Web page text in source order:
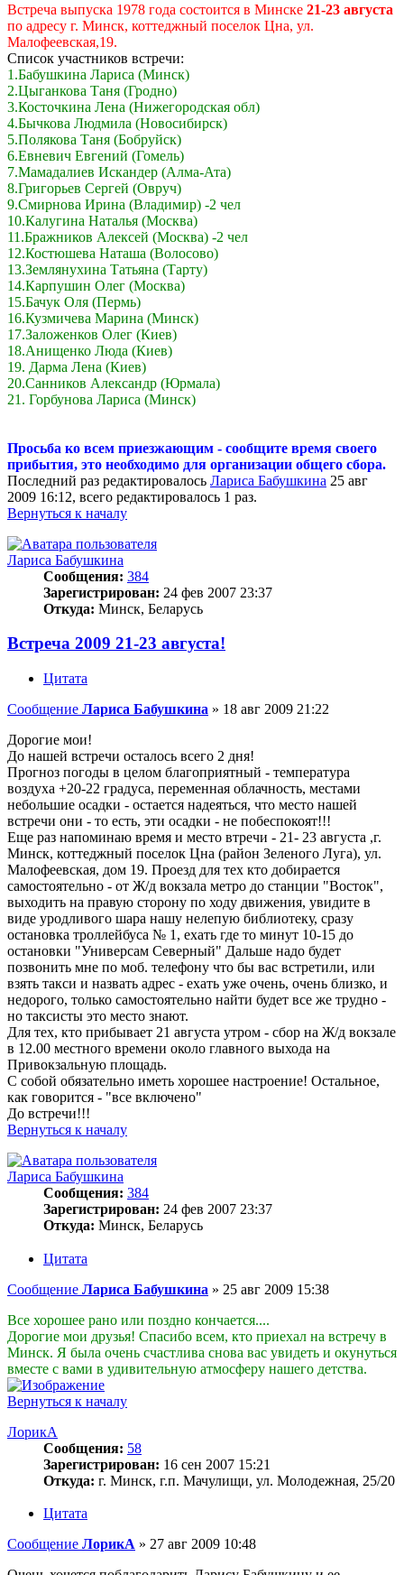
Встреча выпуска 1978 года состоится в Минске 21-23 августа
по адресу г. Минск, коттеджный поселок Цна, ул.
Малофеевская,19.
Список участников встречи:
1.Бабушкина Лариса (Минск)
2.Цыганкова Таня (Гродно)
3.Косточкина Лена (Нижегородская обл)
4.Бычкова Людмила (Новосибирск)
5.Полякова Таня (Бобруйск)
6.Евневич Евгений (Гомель)
7.Мамадалиев Искандер (Алма-Ата)
8.Григорьев Сергей (Овруч)
9.Смирнова Ирина (Владимир) -2 чел
10.Калугина Наталья (Москва)
11.Бражников Алексей (Москва) -2 чел
12.Костюшева Наташа (Волосово)
13.Землянухина Татьяна (Тарту)
14.Карпушин Олег (Москва)
15.Бачук Оля (Пермь)
16.Кузмичева Марина (Минск)
17.Заложенков Олег (Киев)
18.Анищенко Люда (Киев)
19. Дарма Лена (Киев)
20.Санников Александр (Юрмала)
21. Горбунова Лариса (Минск)
Просьба ко всем приезжающим - сообщите время своего
прибытия, это необходимо для организации общего сбора.
Последний раз редактировалось Лариса Бабушкина 25 авг
2009 16:12, всего редактировалось 1 раз.
Вернуться к началу
Лариса Бабушкина
Сообщения: 384
Зарегистрирован: 24 фев 2007 23:37
Откуда: Минск, Беларусь
Встреча 2009 21-23 августа!
Цитата
Сообщение Лариса Бабушкина » 18 авг 2009 21:22
Дорогие мои!
До нашей встречи осталось всего 2 дня!
Прогноз погоды в целом благоприятный - температура
воздуха +20-22 градуса, переменная облачность, местами
небольшие осадки - остается надеяться, что место нашей
встречи они - то есть, эти осадки - не побеспокоят!!!
Еще раз напоминаю время и место втречи - 21- 23 августа ,г.
Минск, коттеджный поселок Цна (район Зеленого Луга), ул.
Малофеевская, дом 19. Проезд для тех кто добирается
самостоятельно - от Ж/д вокзала метро до станции "Восток",
выходить на правую сторону по ходу движения, увидите в
виде уродливого шара нашу нелепую библиотеку, сразу
остановка троллейбуса № 1, ехать где то минут 10-15 до
остановки "Универсам Северный" Дальше надо будет
позвонить мне по моб. телефону что бы вас встретили, или
взять такси и назвать адрес - ехать уже очень, очень близко, и
недорого, только самостоятельно найти будет все же трудно -
но таксисты это место знают.
Для тех, кто прибывает 21 августа утром - сбор на Ж/д вокзале
в 12.00 местного времени около главного выхода на
Привокзальную площадь.
С собой обязательно иметь хорошее настроение! Остальное,
как говорится - "все включено"
До встречи!!!
Вернуться к началу
Лариса Бабушкина
Сообщения: 384
Зарегистрирован: 24 фев 2007 23:37
Откуда: Минск, Беларусь
Цитата
Сообщение Лариса Бабушкина » 25 авг 2009 15:38
Все хорошее рано или поздно кончается....
Дорогие мои друзья! Спасибо всем, кто приехал на встречу в
Минск. Я была очень счастлива снова вас увидеть и окунуться
вместе с вами в удивительную атмосферу нашего детства.
Вернуться к началу
ЛорикА
Сообщения: 58
Зарегистрирован: 16 сен 2007 15:21
Откуда: г. Минск, г.п. Мачулищи, ул. Молодежная, 25/20
Цитата
Сообщение ЛорикА » 27 авг 2009 10:48